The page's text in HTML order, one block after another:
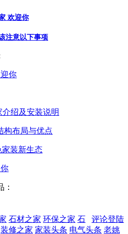
欢迎你
注意以下事项
你
介绍及安装说明
构布局与优点
装新生态
：
评论登陆
石材之家 环保之家 石
装修之家 家装头条 电气头条 老姚